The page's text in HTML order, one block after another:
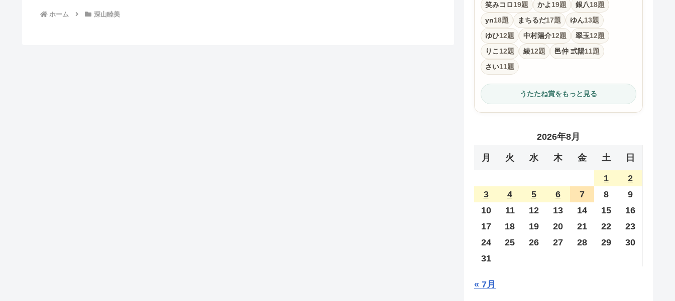
ホーム 深山睦美
笑みコロ19題 かよ19題 銀八18題
yn18題 まちるだ17題 ゆん13題
ゆひ12題 中村陽介12題 翠玉12題
りこ 12題 綾12題 邑仲 弎陽11題
さい11題
うたたね賞をもっと見る
2026年8月
月 火 水 木 金 土 日
1
2
3
4 5 6 7 8
9
10
11 12 13 14 15
16
17
18 19 20 21 22
23
24
25 26 27 28 29
30
31
« 7月